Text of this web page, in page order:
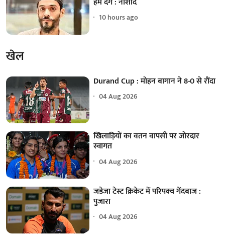
10 hours ago
खेल
Durand Cup : मोहन बागान ने 8-0 से रौंदा
04 Aug 2026
खिलाड़ियों का वतन वापसी पर जोरदार
स्वागत
04 Aug 2026
जडेजा टेस्ट क्रिकेट में परिपक्व गेंदबाज :
पुजारा
04 Aug 2026